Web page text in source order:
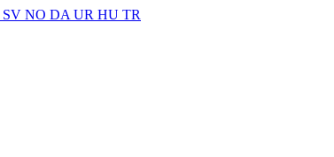
SV NO DA UR HU TR